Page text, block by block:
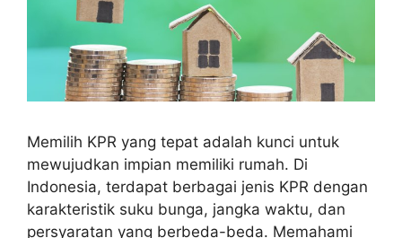
Memilih KPR yang tepat adalah kunci untuk
mewujudkan impian memiliki rumah. Di
Indonesia, terdapat berbagai jenis KPR dengan
karakteristik suku bunga, jangka waktu, dan
persyaratan yang berbeda-beda. Memahami